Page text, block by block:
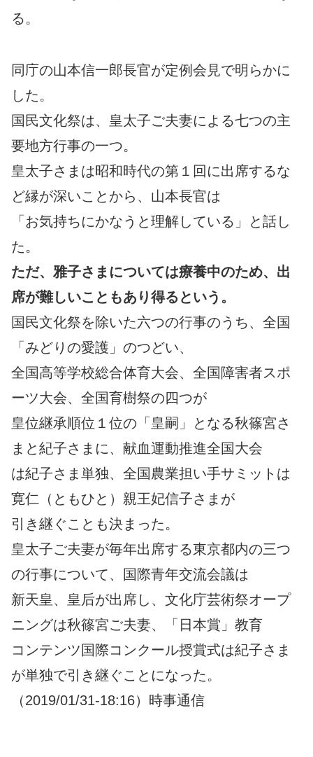
る。
同庁の山本信一郎長官が定例会見で明らかに
した。
国民文化祭は、皇太子ご夫妻による七つの主
要地方行事の一つ。
皇太子さまは昭和時代の第１回に出席するな
ど縁が深いことから、山本長官は
「お気持ちにかなうと理解している」と話し
た。
ただ、雅子さまについては療養中のため、出
席が難しいこともあり得るという。
国民文化祭を除いた六つの行事のうち、全国
「みどりの愛護」のつどい、
全国高等学校総合体育大会、全国障害者スポ
ーツ大会、全国育樹祭の四つが
皇位継承順位１位の「皇嗣」となる秋篠宮さ
まと紀子さまに、献血運動推進全国大会
は紀子さま単独、全国農業担い手サミットは
寛仁（ともひと）親王妃信子さまが
引き継ぐことも決まった。
皇太子ご夫妻が毎年出席する東京都内の三つ
の行事について、国際青年交流会議は
新天皇、皇后が出席し、文化庁芸術祭オープ
ニングは秋篠宮ご夫妻、「日本賞」教育
コンテンツ国際コンクール授賞式は紀子さま
が単独で引き継ぐことになった。
（2019/01/31-18:16）時事通信